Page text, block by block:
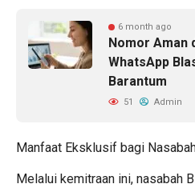
6 month ago
Nomor Aman
WhatsApp
Barantum
51 Admin
Manfaat Eksklusif bagi
Melalui kemitraan ini, nasabah